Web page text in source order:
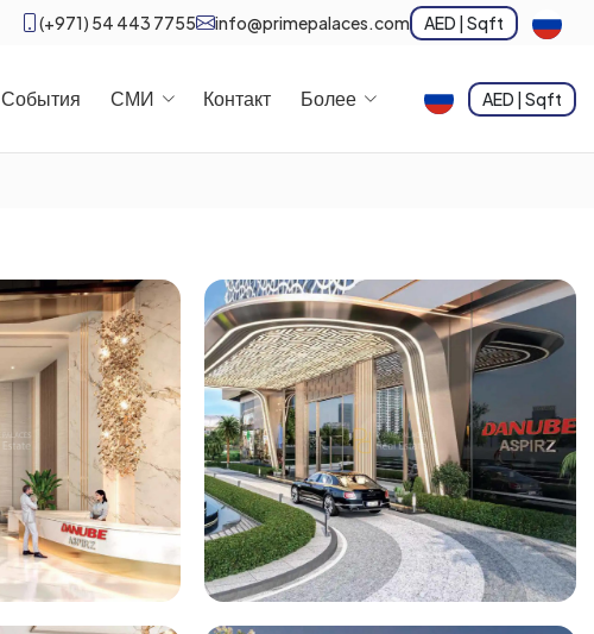
(+971) 54 443 7755 info@primepalaces.com AED | Sqft
События СМИ Контакт Более AED | Sqft